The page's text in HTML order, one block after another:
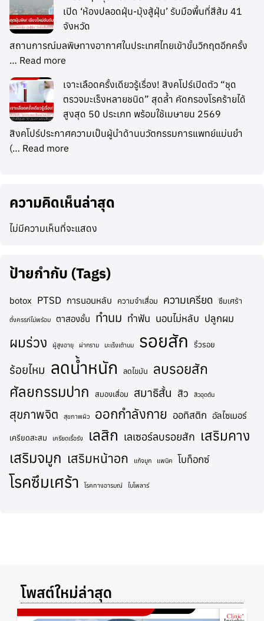
เปิด ‘ห้องปลอดฝุ่น-มุ้งสู้ฝุ่น’ รับมือพื้นที่สีส้ม 41
จังหวัด
สถานการณ์มลพิษทางอากาศในประเทศไทยเข้าขั้นวิกฤตอีกครั้ง
… Read more
เจาะเลือดครั้งเดียวรู้เรื่อง! สิงคโปร์เปิดตัว “ชุด
ตรวจมะเร็งหลายชนิด” สุดล้ำ คัดกรองโรคร้ายได้
สูงสุด 50 ประเภท พร้อมใช้เมษายน 2569
สิงคโปร์ประกาศความเป็นผู้นำด้านนวัตกรรมการแพทย์แม่นยำ
(… Read more
ความคิดเห็นล่าสุด
ไม่มีความเห็นที่จะแสดง
ป้ายกำกับ (Tags)
botox PTSD การนอนหลับ ความจำเสื่อม ความเครียด ซึมเศร้า
ตั้งครรภ์ไม่พร้อม ตาสองชั้น ทำนม ทำฟัน นอนไม่หลับ ปลูกผม
ผมร่วง ผู้สูงอายุ ผ่ากราม มะเร็งเต้านม รอยสัก ริ้วรอย
ร้อยไหม ลดน้ำหนัก ลดไขมัน ลบรอยสัก
ศัลยกรรมปาก สมองเสื่อม สมาธิสั้น สิว สิวอุดตัน
สุขภาพจิต สุขภาพผิว ออกกำลังกาย ออทิสติก อัลไซเมอร์
เครียดสะสม เครียดเรื้อรัง เลสิก เลเซอร์ลบรอยสัก เสริมคาง
เสริมจมูก เสริมหน้าอก แก้จมูก แพนิค โบท็อกซ์
โรคซึมเศร้า โรคทางอารมณ์ ไบโพลาร์
โพสต์ใหม่ล่าสุด